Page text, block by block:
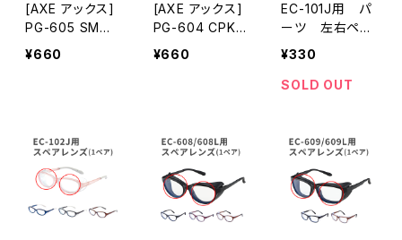
[AXE アックス]
PG-605 SM
パーツ 左右ペア
¥660
[AXE アックス]
PG-604 CPK
／ PG-604 CB
¥660
EC-101J用 パ
ーツ 左右ペ
ア レンズ [A
¥330
SOLD OUT